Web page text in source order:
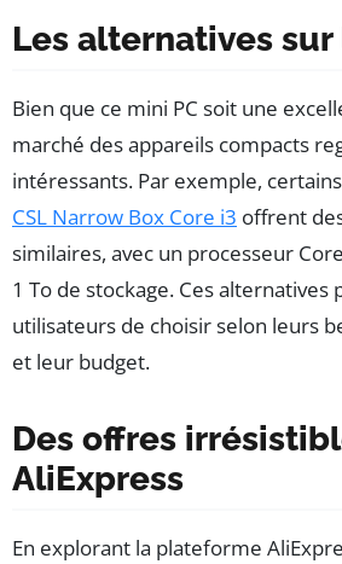
Les alternatives
Bien que ce mini PC soit une
marché des appareils compacts
intéressants. Par exemple,
CSL Narrow Box Core i3 offrent
similaires, avec un processeur
1 To de stockage. Ces
utilisateurs de choisir selon leurs
et leur budget.
Des offres
AliExpress
En explorant la plateforme